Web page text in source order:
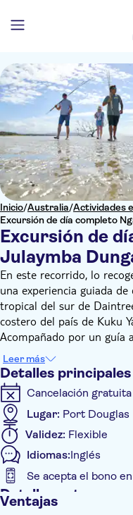
Inicio/Australia/Actividades
Excursión de día completo
Excursión de
Julaymba
En este recorrido, lo
una experiencia guiada
tropical del sur de
costero del país de Kuku
Acompañado por un guía
tropical y visitará una
significativas. Aprenderá
Kuku Yalanji aún tienen
y prácticas.
Revisarás los diferentes
se derivan de la
recolectarás mariscos.
caza aborígenes
el lanzamiento de lanzas.
cangrejo de barro! Para
riachuelo de agua dulce
Leer más
Detalles principales
Cancelación gratuita
Lugar: Port Douglas
Validez: Flexible
Idiomas:Inglés
Se acepta el bono
Detalles extra
Ventajas